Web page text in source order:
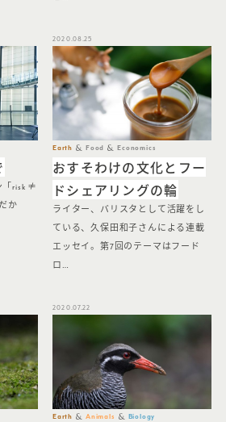
「risk ≠
か
Earth Food Economics
2020.08.25
おすそわけの文化とフー
ドシェアリングの輪
ライター、バリスタとして活躍をし
ている、久保田和子さんによる連載
エッセイ。第7回のテーマはフード
ロ…
Earth Animals Biology
2020.07.22